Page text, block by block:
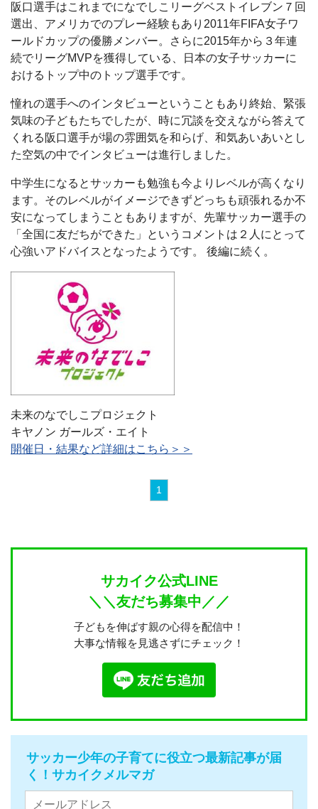
阪口選手はこれまでになでしこリーグベストイレブン７回
選出、アメリカでのプレー経験もあり2011年FIFA女子ワ
ールドカップの優勝メンバー。さらに2015年から３年連
続でリーグMVPを獲得している、日本の女子サッカーに
おけるトップ中のトップ選手です。
憧れの選手へのインタビューということもあり終始、緊張
気味の子どもたちでしたが、時に冗談を交えながら答えて
くれる阪口選手が場の雰囲気を和らげ、和気あいあいとし
た空気の中でインタビューは進行しました。
中学生になるとサッカーも勉強も今よりレベルが高くなり
ます。そのレベルがイメージできずどっちも頑張れるか不
安になってしまうこともありますが、先輩サッカー選手の
「全国に友だちができた」というコメントは２人にとって
心強いアドバイスとなったようです。 後編に続く。
未来のなでしこプロジェクト
キヤノン ガールズ・エイト
開催日・結果など詳細はこちら＞＞
1
サカイク公式LINE
＼＼友だち募集中／／
子どもを伸ばす親の心得を配信中！
大事な情報を見逃さずにチェック！
サッカー少年の子育てに役立つ最新記事が届
く！サカイクメルマガ